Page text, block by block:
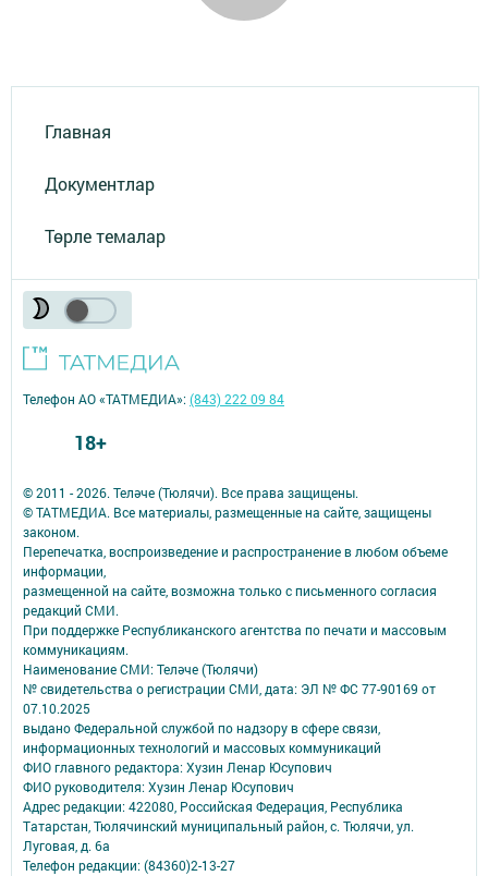
Главная
Документлар
Төрле темалар
© 2011 - 2026. Теләче (Тюлячи). Все права защищены.
© ТАТМЕДИА. Все материалы, размещенные на сайте, защищены
законом.
Перепечатка, воспроизведение и распространение в любом объеме
информации,
размещенной на сайте, возможна только с письменного согласия
редакций СМИ.
При поддержке Республиканского агентства по печати и массовым
коммуникациям.
Наименование СМИ: Теләче (Тюлячи)
№ свидетельства о регистрации СМИ, дата: ЭЛ № ФС 77-90169 от
07.10.2025
выдано Федеральной службой по надзору в сфере связи,
информационных технологий и массовых коммуникаций
ФИО главного редактора: Хузин Ленар Юсупович
ФИО руководителя: Хузин Ленар Юсупович
Адрес редакции: 422080, Российская Федерация, Республика
Татарстан, Тюлячинский муниципальный район, с. Тюлячи, ул.
Луговая, д. 6а
Телефон редакции: (84360)2-⁠13-⁠27
Телефон АО «ТАТМЕДИА»:(843) 222 09 84
18+